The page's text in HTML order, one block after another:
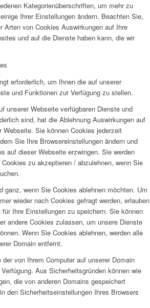
Kategorienüberschriften, um mehr zu
Ihrer Einstellungen ändern. Beachten Sie,
Arten von Cookies Auswirkungen auf Ihre
und auf die Dienste haben kann, die wir
erforderlich, um Ihnen die auf unserer
und Funktionen zur Verfügung zu stellen.
unserer Webseite verfügbaren Dienste und
sind, hat die Ablehnung Auswirkungen auf
Webseite. Sie können Cookies jederzeit
Sie Ihre Browsereinstellungen ändern und
auf dieser Webseite erzwingen. Sie werden
zu akzeptieren / abzulehnen, wenn Sie
ganz, wenn Sie Cookies ablehnen möchten. Um
wieder nach Cookies gefragt werden, erlauben
Ihre Einstellungen zu speichern. Sie können
andere Cookies zulassen, um unsere Dienste
Wenn Sie Cookies ablehnen, werden alle
Domain entfernt.
von Ihrem Computer auf unserer Domain
Aus Sicherheitsgründen können wie
die von anderen Domains gespeichert
den Sicherheitseinstellungen Ihres Browsers